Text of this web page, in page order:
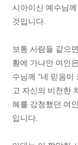
시아이신 예수님
것입니다.
보통 사람들 같으
황에 가나안 여인
수님께 “네 믿음이
고 자신의 비천한
혜를 강청했던 여
입니다.